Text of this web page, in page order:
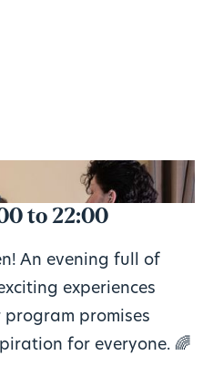
to 22:00
An evening full of
experiences
promises
for everyone. 🌈